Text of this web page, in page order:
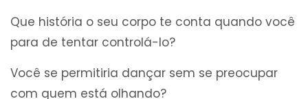
Que história o seu corpo te conta quando você
para de tentar controlá-lo?
Você se permitiria dançar sem se preocupar
com quem está olhando?